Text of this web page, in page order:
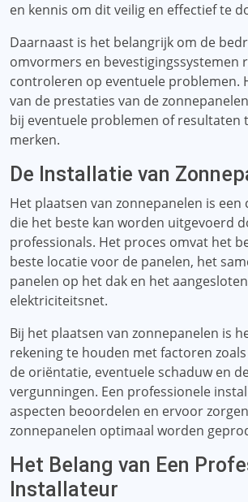
en kennis om dit veilig en effectief te
Daarnaast is het belangrijk om de
omvormers en bevestigingssystemen
controleren op eventuele problemen.
van de prestaties van de
bij eventuele problemen of resultaten
merken.
De Installatie van
Het plaatsen van zonnepanelen is een
die het beste kan worden uitgevoerd
professionals. Het proces omvat het
beste locatie voor de panelen, het
panelen op het dak en het
elektriciteitsnet.
Bij het plaatsen van zonnepanelen is
rekening te houden met factoren
de oriëntatie, eventuele schaduw en
vergunningen. Een professionele
aspecten beoordelen en ervoor
zonnepanelen optimaal worden
Het Belang van Een
Installateur